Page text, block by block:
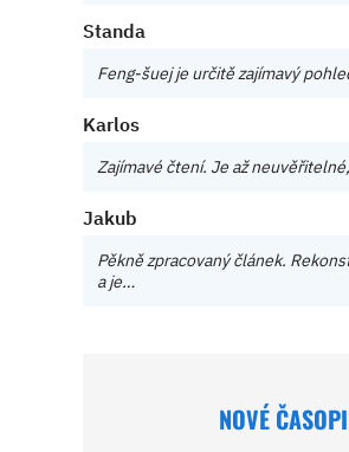
Standa
Feng-šuej je určitě zajímavý
Karlos
Zajímavé čtení. Je až
Jakub
Pěkně zpracovaný článek.
a je…
NOVÉ